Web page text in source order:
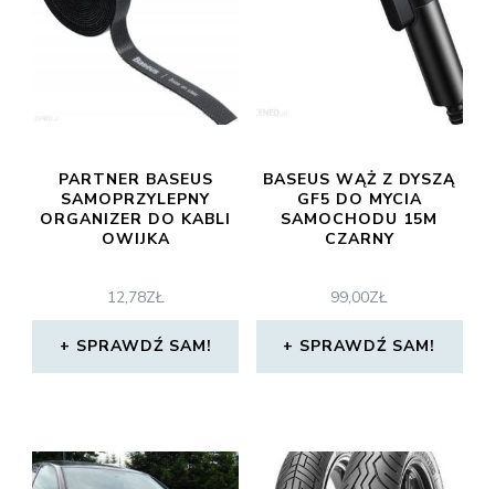
PARTNER BASEUS
SAMOPRZYLEPNY
ORGANIZER DO KABLI
OWIJKA
12,78ZŁ
SPRAWDŹ SAM!
BASEUS WĄŻ Z DYSZĄ
GF5 DO MYCIA
SAMOCHODU 15M
CZARNY
99,00ZŁ
SPRAWDŹ SAM!